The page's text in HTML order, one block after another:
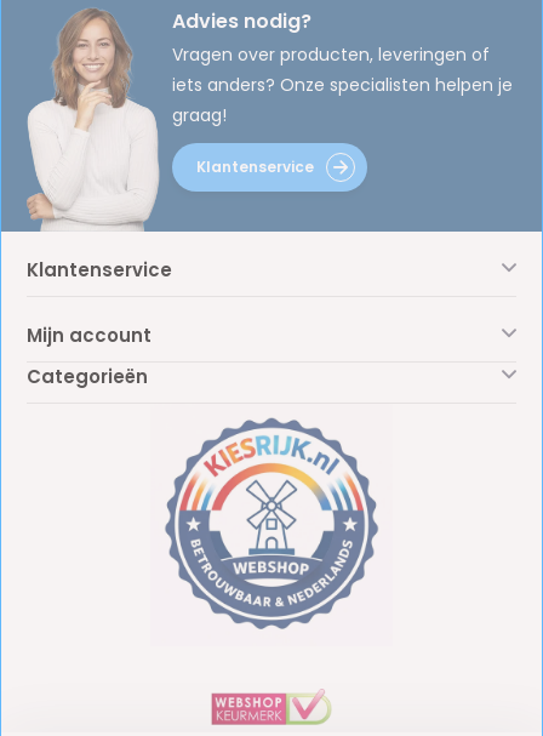
Advies nodig?
Vragen over producten, leveringen of
iets anders? Onze specialisten helpen je
graag!
Klantenservice
Klantenservice
Mijn account
Categorieën